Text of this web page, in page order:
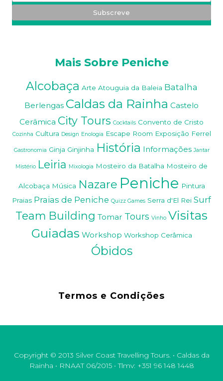
Mais Sobre Peniche
Alcobaça Arte Atouguia da Baleia Batalha
Berlengas Caldas da Rainha Castelo
Cerâmica City Tours Cocktails Convento de Cristo
Cozinha Cultura Design Enologia Escape Room Exposição Ferrel
Gastronomia Ginja Ginjinha História Informações Jantar
Mistério Leiria Mixologia Mosteiro da Batalha Mosteiro de
Alcobaça Música Nazare Peniche Pintura
Praias Praias de Peniche Quizz Games Serra d'El Rei Surf
Team Building Tomar Tours Vinho Visitas
Guiadas Workshop Workshop Cerâmica
Óbidos
Termos e Condições
Copyright © 2013 Silver Coast Travelling Tours. • Caldas da
Rainha • RNAAT 06/2015 • Tlmv: +351 96 148 1448